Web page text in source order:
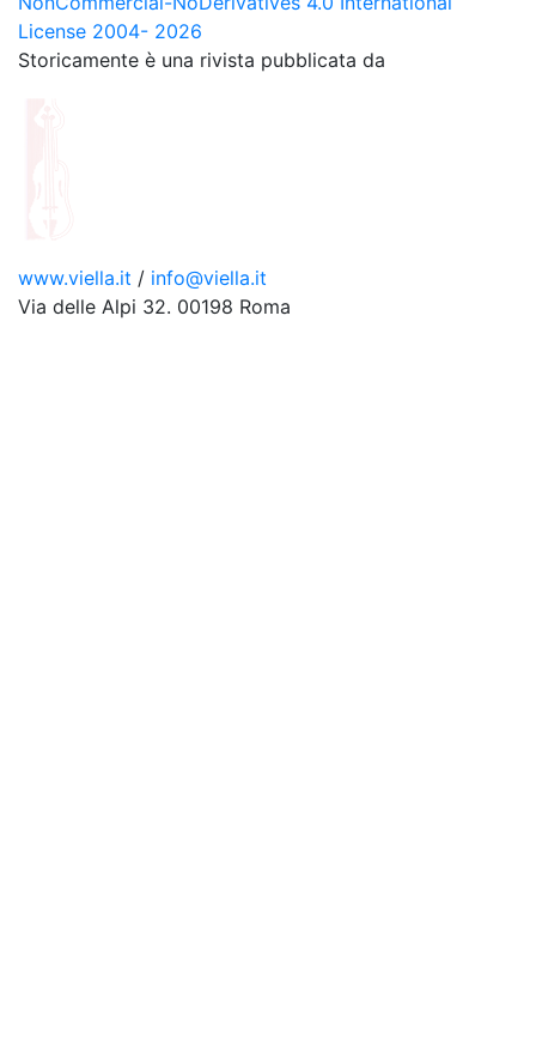
License 2004- 2026
Storicamente è una rivista pubblicata da
www.viella.it / info@viella.it
Via delle Alpi 32. 00198 Roma